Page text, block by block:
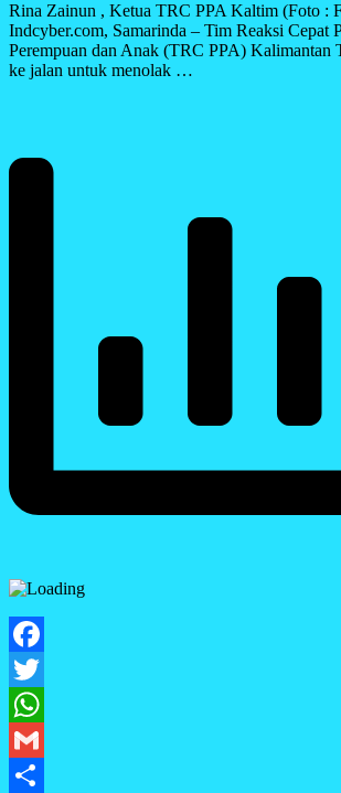
Rina Zainun , Ketua TRC PPA Kaltim (Foto :
Indcyber.com, Samarinda – Tim Reaksi Cepat
Perempuan dan Anak (TRC PPA) Kalimantan
ke jalan untuk menolak …
Facebook
Twitter
WhatsApp
Gmail